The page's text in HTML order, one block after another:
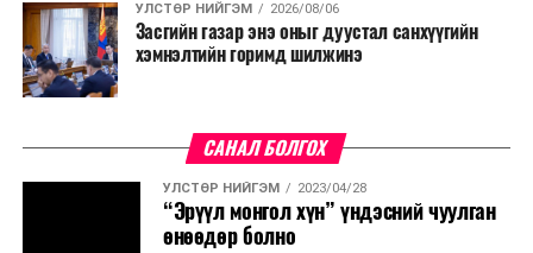
УЛСТӨР НИЙГЭМ 2026/08/06
Засгийн газар энэ оныг дуустал санхүүгийн
хэмнэлтийн горимд шилжинэ
САНАЛ БОЛГОХ
УЛСТӨР НИЙГЭМ 2023/04/28
“Эрүүл монгол хүн” үндэсний чуулган
өнөөдөр болно